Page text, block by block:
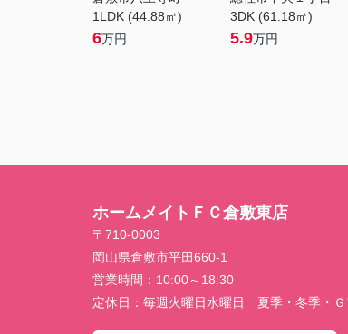
1LDK (44.88㎡)
6万円
3DK (61.18㎡)
5.9万円
ホームメイトＦＣ倉敷東店
〒710-0003
岡山県倉敷市平田660-1
営業時間： 10:00～18:30
定休日： 毎週火曜日水曜日 夏季・冬季・Ｇ